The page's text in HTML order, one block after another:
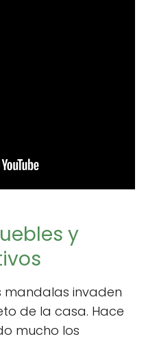
y
mandalas invaden
de la casa. Hace
mucho los